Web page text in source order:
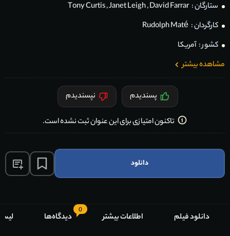
ستارگان : Tony Curtis,Janet Leigh,David Farrar
کارگردان : Rudolph Maté
کشور : آمریکا
مشاهده بیشتر
پسندیدم نپسندیدم
تاکنون امتیازی برای این عنوان ثبت نشده است.
دانلود
دانلود فیلم اطلاعات بیشتر
0
دیدگاه‌ها